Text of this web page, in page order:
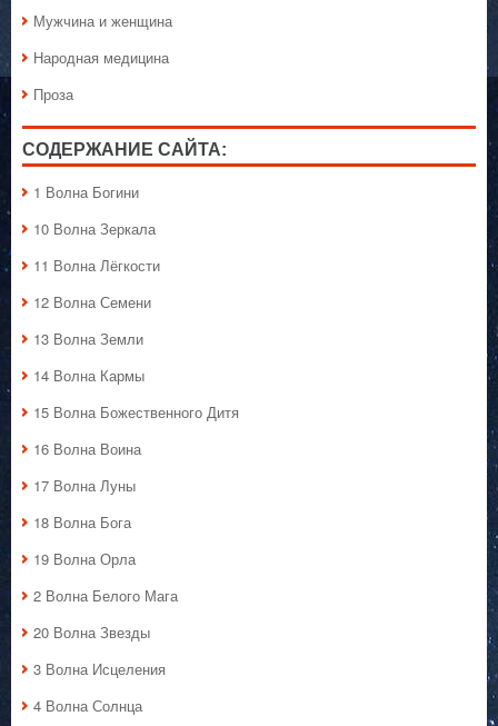
Мужчина и женщина
Народная медицина
Проза
СОДЕРЖАНИЕ САЙТА:
1 Волна Богини
10 Волна Зеркала
11 Волна Лёгкости
12 Волна Семени
13 Волна Земли
14 Волна Кармы
15 Волна Божественного Дитя
16 Волна Воина
17 Волна Луны
18 Волна Бога
19 Волна Орла
2 Волна Белого Мага
20 Волна Звезды
3 Волна Исцеления
4 Волна Солнца